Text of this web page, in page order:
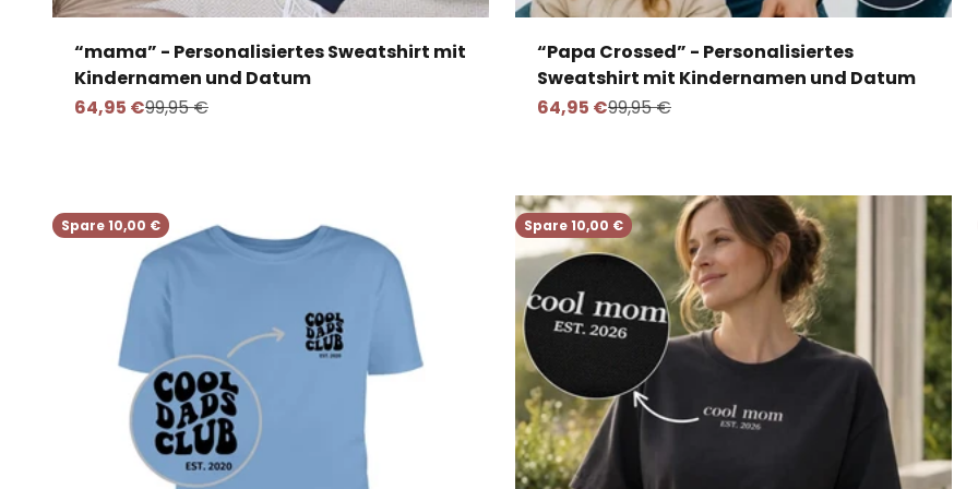
“mama” - Personalisiertes Sweatshirt mit
Kindernamen und Datum
Angebot
64,95 €Regulärer Preis
99,95 €
“Papa Crossed” - Personalisiertes
Sweatshirt mit Kindernamen und Datum
Angebot
64,95 €Regulärer Preis
99,95 €
Spare 10,00 € Spare 10,00 €